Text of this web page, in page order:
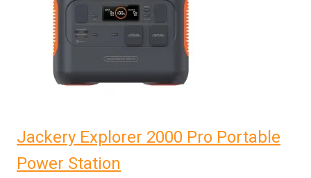
Jackery Explorer 2000 Pro Portable
Power Station